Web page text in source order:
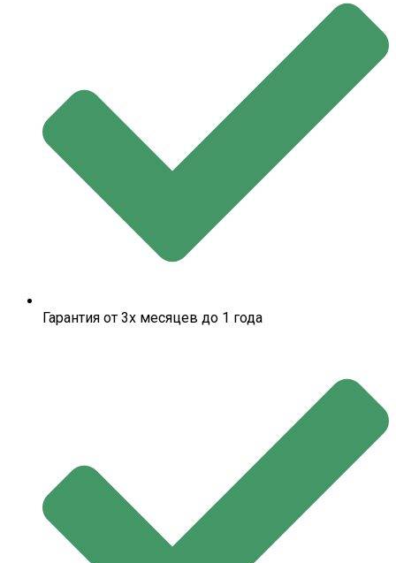
Гарантия от 3х месяцев до 1 года